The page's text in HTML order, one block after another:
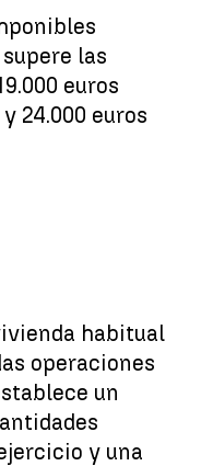
las
euros
24.000 euros
habitual
operaciones
un
y una